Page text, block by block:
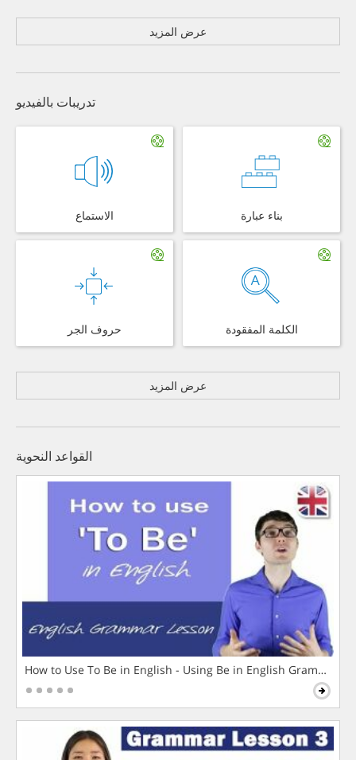
عرض المزيد
تدريبات بالفيديو
الاستماع بناء عبارة
حروف الجر الكلمة المفقودة
عرض المزيد
القواعد النحوية
How to Use To Be in English - Using Be in English Grammar